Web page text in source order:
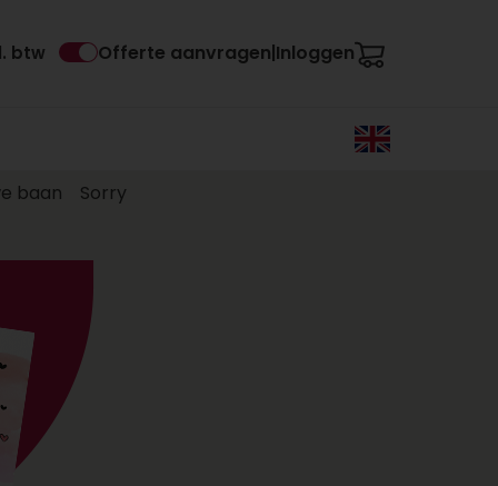
btw Offerte aanvragen Inloggen
baan
Sorry